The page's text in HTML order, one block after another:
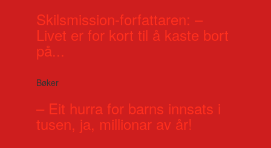
Skilsmission-forfattaren: –
Livet er for kort til å kaste bort
på...
Bøker
– Eit hurra for barns innsats i
tusen, ja, millionar av år!